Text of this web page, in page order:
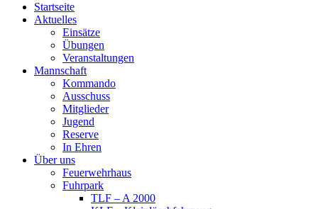
Startseite
Aktuelles
Einsätze
Übungen
Veranstaltungen
Mannschaft
Kommando
Ausschuss
Mitglieder
Jugend
Reserve
In Ehren
Über uns
Feuerwehrhaus
Fuhrpark
TLF – A 2000